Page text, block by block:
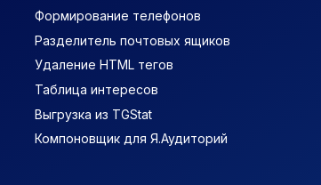
Формирование телефонов
Разделитель почтовых ящиков
Удаление HTML тегов
Таблица интересов
Выгрузка из TGStat
Компоновщик для Я.Аудиторий